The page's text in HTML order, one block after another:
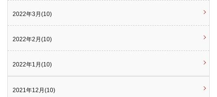
2022年3月(10)
2022年2月(10)
2022年1月(10)
2021年12月(10)